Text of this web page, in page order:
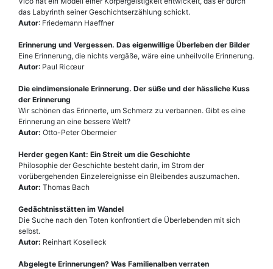
das Labyrinth seiner Geschichtserzählung schickt.
Autor: Friedemann Haeffner
Erinnerung und Vergessen. Das eigenwillige Überleben der Bilder
Eine Erinnerung, die nichts vergäße, wäre eine unheilvolle Erinnerung.
Autor: Paul Ricœur
Die eindimensionale Erinnerung. Der süße und der hässliche Kuss
der Erinnerung
Wir schönen das Erinnerte, um Schmerz zu verbannen. Gibt es eine
Erinnerung an eine bessere Welt?
Autor: Otto-Peter Obermeier
Herder gegen Kant: Ein Streit um die Geschichte
Philosophie der Geschichte besteht darin, im Strom der
vorübergehenden Einzelereignisse ein Bleibendes auszumachen.
Autor: Thomas Bach
Gedächtnisstätten im Wandel
Die Suche nach den Toten konfrontiert die Überlebenden mit sich
selbst.
Autor: Reinhart Koselleck
Abgelegte Erinnerungen? Was Familienalben verraten